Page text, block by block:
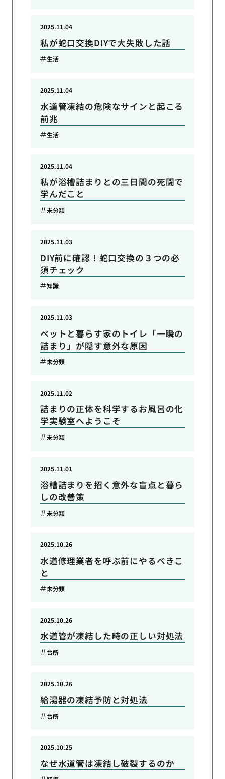
私が蛇口交換DIYで大失敗した話
2025.11.04
生活
水道管凍結の危険なサインと起こる
前兆
2025.11.04
生活
私が浴槽詰まりとの三日間の死闘で
学んだこと
2025.11.04
未分類
DIY前に確認！蛇口交換の３つの必
須チェック
2025.11.03
知識
ペットと暮らす家のトイレ「一瞬の
詰まり」が隠す意外な原因
2025.11.03
未分類
詰まりの正体を科学するお風呂の化
学実験室へようこそ
2025.11.02
未分類
浴槽詰まりを招く意外な盲点と暮ら
しの改善策
2025.11.01
未分類
水道修理業者を呼ぶ前にやるべきこ
と
2025.10.26
未分類
水道管が凍結した時の正しい対処法
2025.10.26
台所
給湯器の凍結予防と対処法
2025.10.26
台所
なぜ水道管は凍結し破裂するのか
2025.10.25